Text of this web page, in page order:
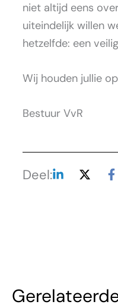
niet altijd eens
uiteindelijk willen
hetzelfde: een
Wij houden jullie
Bestuur VvR
Deel: